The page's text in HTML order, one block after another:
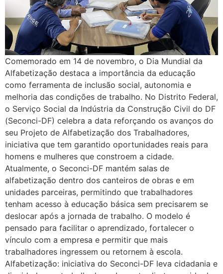
Comemorado em 14 de novembro, o Dia Mundial da
Alfabetização destaca a importância da educação
como ferramenta de inclusão social, autonomia e
melhoria das condições de trabalho. No Distrito Federal,
o Serviço Social da Indústria da Construção Civil do DF
(Seconci-DF) celebra a data reforçando os avanços do
seu Projeto de Alfabetização dos Trabalhadores,
iniciativa que tem garantido oportunidades reais para
homens e mulheres que constroem a cidade.
Atualmente, o Seconci-DF mantém salas de
alfabetização dentro dos canteiros de obras e em
unidades parceiras, permitindo que trabalhadores
tenham acesso à educação básica sem precisarem se
deslocar após a jornada de trabalho. O modelo é
pensado para facilitar o aprendizado, fortalecer o
vínculo com a empresa e permitir que mais
trabalhadores ingressem ou retornem à escola.
Alfabetização: iniciativa do Seconci-DF leva cidadania e